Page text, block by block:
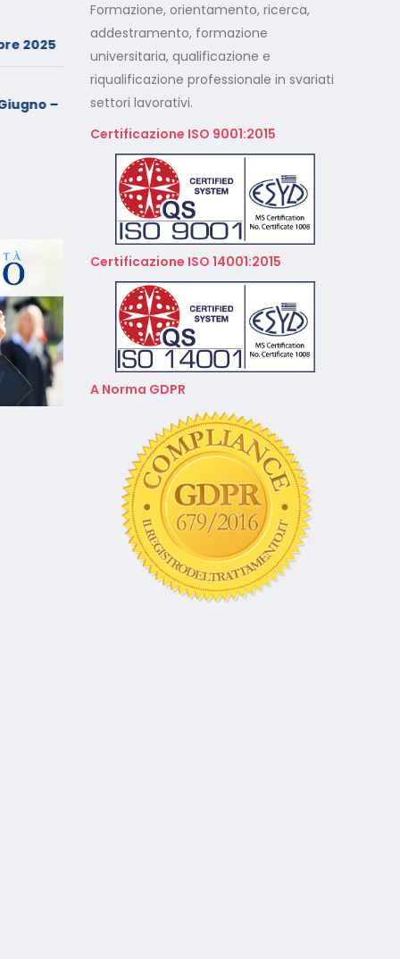
2025
–
Minimarket di Rozzano al
setaccio
Cade dalla sedia in smart
working, riconosciuto
Calendario Corsi
Videoconferenza Marzo –
Aprile 2026
Calendario Corsi
Videoconferenza Gennaio –
Febbraio 2026
Formazione, orientamento, ricerca,
addestramento, formazione
universitaria, qualificazione e
riqualificazione professionale in svariati
settori lavorativi.
Certificazione ISO 9001:2015
Certificazione ISO 14001:2015
A Norma GDPR